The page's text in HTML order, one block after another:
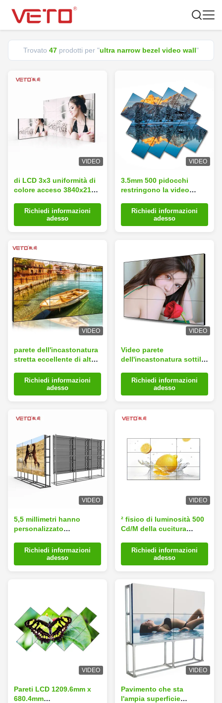
Trovato 47 prodotti per "ultra narrow bezel video wall"
VIDEO
di LCD 3x3 uniformità di
colore acceso 3840x2160
dell'incastonatura dello
stretto ultra video
Richiedi informazioni
adesso
VIDEO
3.5mm 500 pidocchi
restringono la video
esposizione stretta
eccellente 500 Cd/Sqm
dell'incastonatura
Richiedi informazioni
adesso
VIDEO
parete dell'incastonatura
stretta eccellente di alta
video, parete del video
del contrassegno di
Digital
Richiedi informazioni
adesso
VIDEO
Video parete
dell'incastonatura sottile
condizione stretta del
pavimento
dell'esposizione
Richiedi informazioni
adesso
VIDEO
5,5 millimetri hanno
personalizzato
1920*1080 parete stretta
eccellente
dell'incastonatura della
Richiedi informazioni
adesso
VIDEO
² fisico di luminosità 500
Cd/M della cucitura
LCD dell'incastonatura
dello stretto di FHD
1080P
Richiedi informazioni
adesso
VIDEO
Pareti LCD 1209.6mm x
680.4mm
VIDEO
Pavimento che sta
l'ampia superficie